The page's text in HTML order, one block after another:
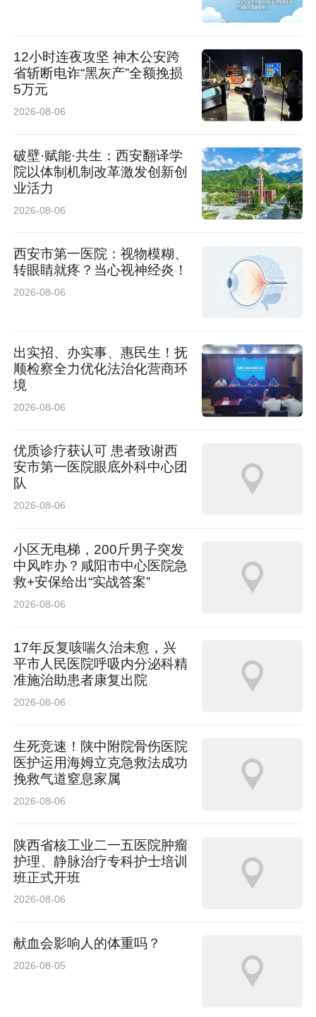
12小时连夜攻坚 神木公安跨
省斩断电诈“黑灰产”全额挽损
5万元
2026-08-06
破壁·赋能·共生：西安翻译学
院以体制机制改革激发创新创
业活力
2026-08-06
西安市第一医院：视物模糊、
转眼睛就疼？当心视神经炎！
2026-08-06
出实招、办实事、惠民生！抚
顺检察全力优化法治化营商环
境
2026-08-06
优质诊疗获认可 患者致谢西
安市第一医院眼底外科中心团
队
2026-08-06
小区无电梯，200斤男子突发
中风咋办？咸阳市中心医院急
救+安保给出“实战答案”
2026-08-06
17年反复咳喘久治未愈，兴
平市人民医院呼吸内分泌科精
准施治助患者康复出院
2026-08-06
生死竞速！陕中附院骨伤医院
医护运用海姆立克急救法成功
挽救气道窒息家属
2026-08-06
陕西省核工业二一五医院肿瘤
护理、静脉治疗专科护士培训
班正式开班
2026-08-06
献血会影响人的体重吗？
2026-08-05